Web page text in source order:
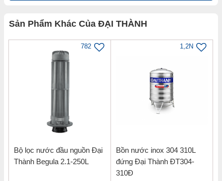
Sản Phẩm Khác Của ĐẠI THÀNH
782
Bộ lọc nước đầu nguồn Đại
Thành Begula 2.1-250L
1,2N
Bồn nước inox 304 310L
đứng Đại Thành ĐT304-
310Đ